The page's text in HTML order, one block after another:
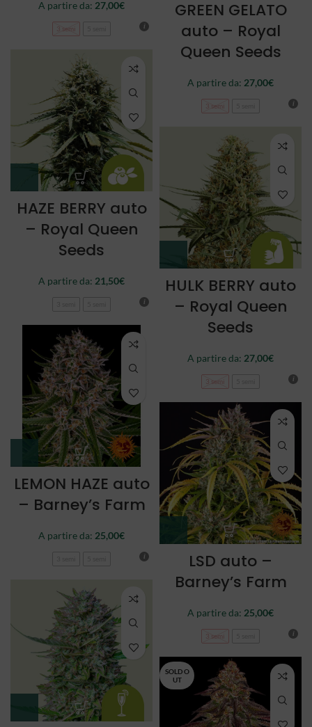
A partire da: 27,00€
3 semi
GREEN GELATO
auto – Royal
Queen Seeds
A partire da: 27,00€
3 semi
HAZE BERRY auto
– Royal Queen
Seeds
A partire da: 21,50€
HULK BERRY auto
– Royal Queen
Seeds
A partire da: 27,00€
3 semi
LEMON HAZE auto
– Barney’s Farm
A partire da: 25,00€
LSD auto –
Barney’s Farm
A partire da: 25,00€
3 semi
SOLD O
UT